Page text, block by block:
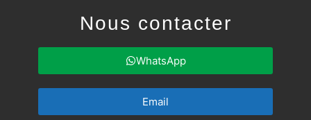
Nous contacter
WhatsApp
Email